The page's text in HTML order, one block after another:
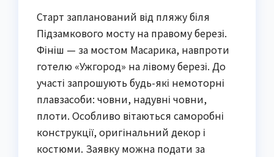
Старт запланований від пляжу біля
Підзамкового мосту на правому березі.
Фініш — за мостом Масарика, навпроти
готелю «Ужгород» на лівому березі. До
участі запрошують будь-які немоторні
плавзасоби: човни, надувні човни,
плоти. Особливо вітаються саморобні
конструкції, оригінальний декор і
костюми. Заявку можна подати за